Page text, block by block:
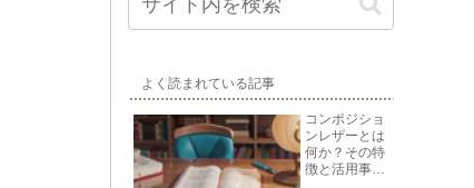
よく読まれている記事
コンポジショ
ンレザーとは
何か？その特
徴と活用事例